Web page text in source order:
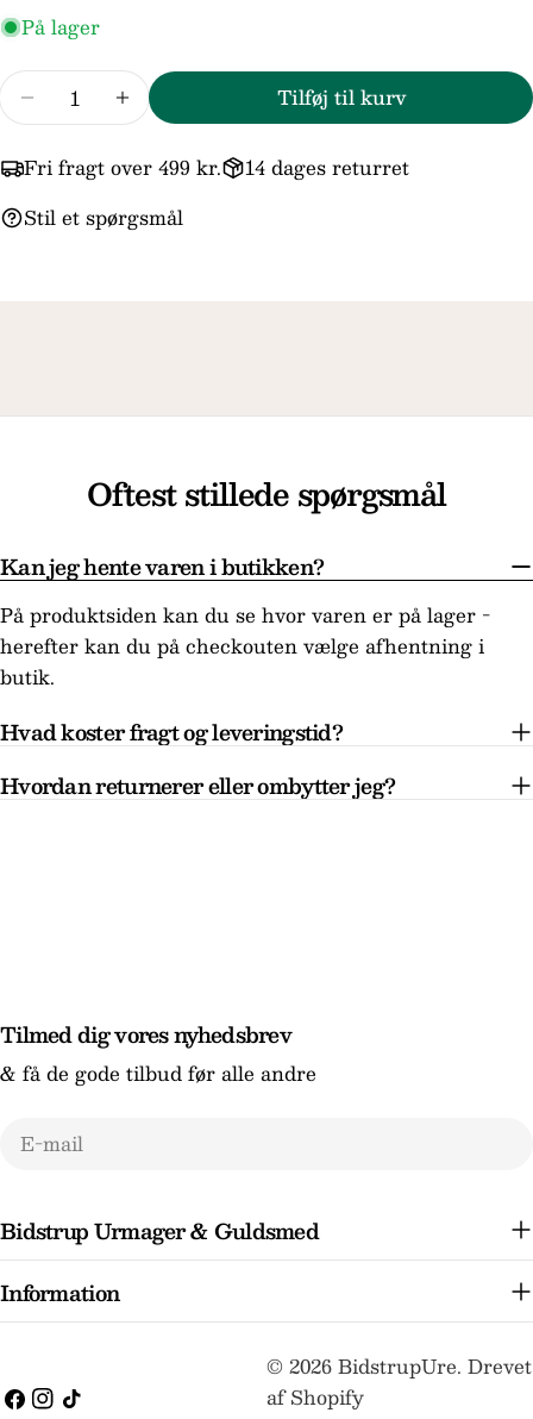
På lager
Reducer mængden for Trollbeads/
Forøg mængden for Trollbeads/
Tilføj til kurv
Fri fragt over 499 kr.
14 dages returret
Stil et spørgsmål
Felterne markeret med * er obligatoriske.
Send spørgsmål
Oftest stillede spørgsmål
Kan jeg hente varen i butikken?
På produktsiden kan du se hvor varen er på lager -
herefter kan du på checkouten vælge afhentning i
butik.
Hvad koster fragt og leveringstid?
Hvordan returnerer eller ombytter jeg?
Bidstrup Urmager & Guldsmed
Information
Tilmed dig vores nyhedsbrev
& få de gode tilbud før alle andre
E-
Facebook
Instagram
TikTok
© 2026BidstrupUre. Drevet
af Shopify
Betalingsmetoder